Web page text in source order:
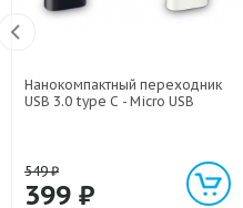
Нанокомпактный переходник
USB 3.0 type C - Micro USB
549₽
399 ₽